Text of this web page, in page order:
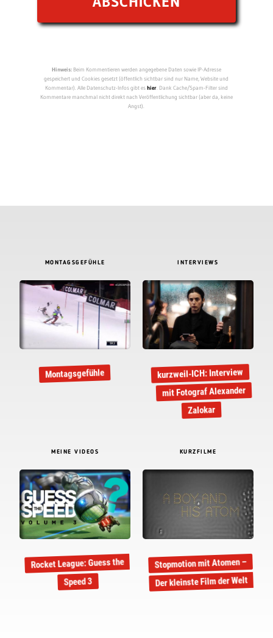
Hinweis:Beim Kommentieren werden angegebene Daten sowie IP-Adresse
gespeichert und Cookies gesetzt (öffentlich sichtbar sind nur Name, Website und
Kommentar). Alle Datenschutz-Infos gibt eshier. Dank Cache/Spam-Filter sind
Kommentare manchmal nicht direkt nach Veröffentlichung sichtbar (aber da, keine
Angst).
MONTAGSGEFÜHLE
Montagsgefühle
INTERVIEWS
kurzweil-ICH: Interview
mit Fotograf Alexander
Zalokar
MEINE VIDEOS
Rocket League: Guess the
Speed 3
KURZFILME
Stopmotion mit Atomen –
Der kleinste Film der Welt